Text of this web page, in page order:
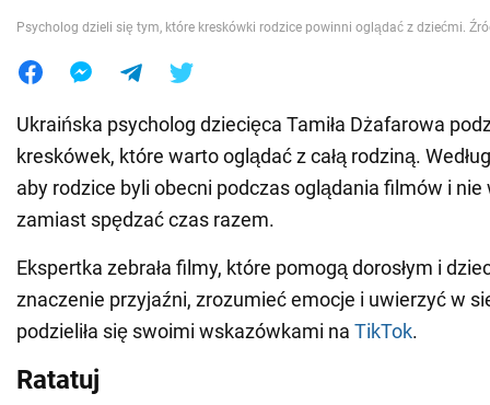
Jedzenie
Psycholog dzieli się tym, które kreskówki rodzice powinni oglądać z dziećmi.
Ukraińska psycholog dziecięca Tamiła Dżafarowa
kreskówek, które warto oglądać z całą rodziną.
aby rodzice byli obecni podczas oglądania filmów i nie
zamiast spędzać czas razem.
Ekspertka zebrała filmy, które pomogą dorosłym i
znaczenie przyjaźni, zrozumieć emocje i uwierzyć w
podzieliła się swoimi wskazówkami na TikTok.
Ratatuj